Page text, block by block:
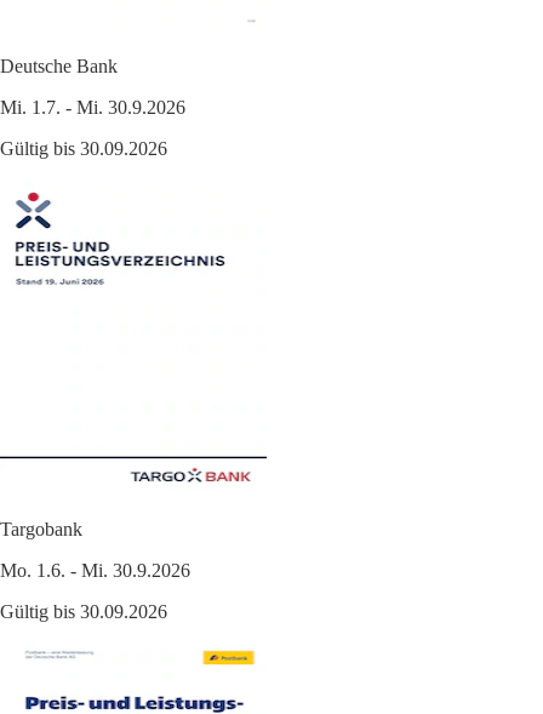
Deutsche Bank
Mi. 1.7. - Mi. 30.9.2026
Gültig bis 30.09.2026
Targobank
Mo. 1.6. - Mi. 30.9.2026
Gültig bis 30.09.2026